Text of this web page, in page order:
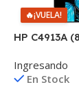
🔥¡VUELA!
HP C4913A
10PS/500/
Ingresando
En Stock